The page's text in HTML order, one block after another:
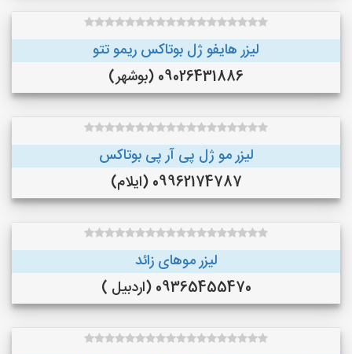
لیزر هایفو ژل بوتاکس ریمو تتو
09026431886 (بوشهر)
لیزر مو ژل پی آر پی بوتاکس
09962174787 (ایلام)
لیزر موهای زائد
09365455470 (اردبیل )